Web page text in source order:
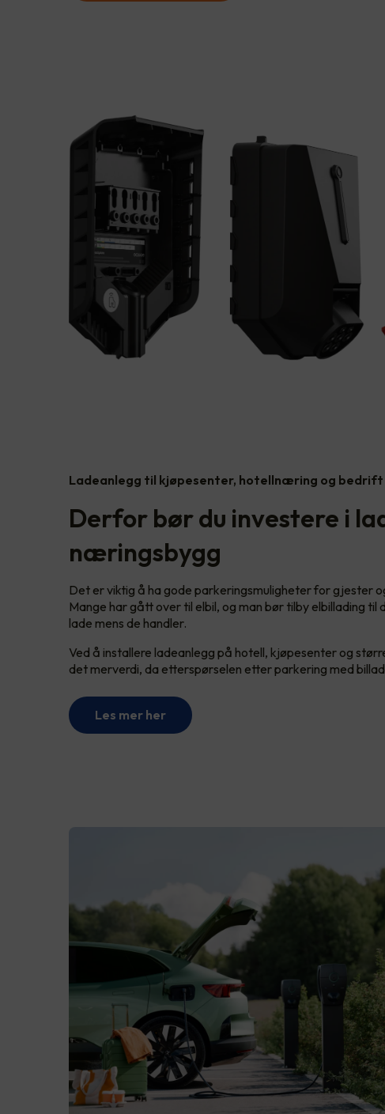
Ladeanlegg til kjøpesenter, hotellnæring og bedrift
Derfor bør du investere i
næringsbygg
Det er viktig å ha gode parkeringsmuligheter for gjester
Mange har gått over til elbil, og man bør tilby elbillading til
lade mens de handler.
Ved å installere ladeanlegg på hotell, kjøpesenter og
det merverdi, da etterspørselen etter parkering med
Les mer her